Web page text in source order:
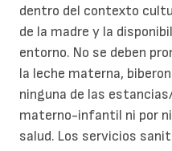
dentro del contexto
de la madre y la
entorno. No se deben
la leche materna,
ninguna de las
materno-infantil ni por
salud. Los servicios